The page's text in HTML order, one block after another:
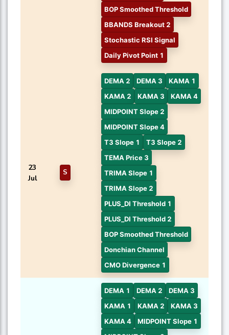
BOP Smoothed Threshold
BBANDS Breakout 2
Stochastic RSI Signal
Daily Pivot Point 1
23
Jul
S
DEMA 2 DEMA 3
KAMA 1
KAMA 2
KAMA 3
KAMA 4
MIDPOINT Slope 2
MIDPOINT Slope 4
T3 Slope 1
T3 Slope 2
TEMA Price 3
TRIMA Slope 1
TRIMA Slope 2
PLUS_DI Threshold 1
PLUS_DI Threshold 2
BOP Smoothed Threshold
Donchian Channel
CMO Divergence 1
DEMA 1 DEMA 2
DEMA 3
KAMA 1
KAMA 2
KAMA 3
KAMA 4
MIDPOINT Slope 1